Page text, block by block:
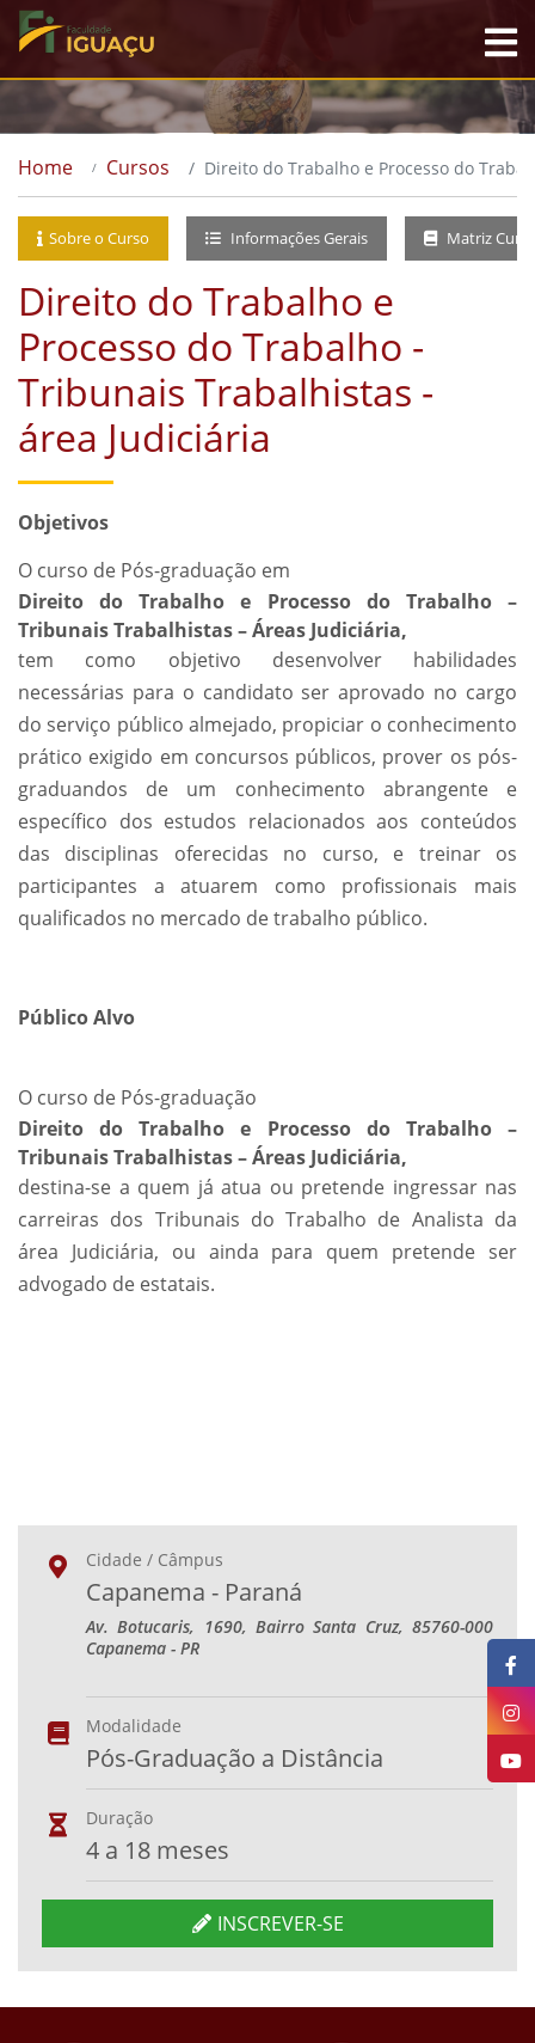
Home Cursos Direito do Trabalho e Processo do
Sobre o Curso Informações Gerais Matriz
Direito do Trabalho e
Processo do Trabalho -
Tribunais Trabalhistas -
área Judiciária
Objetivos
O curso de Pós-graduação em
Direito do Trabalho e Processo do Trabalho –
Tribunais Trabalhistas – Áreas Judiciária,
tem como objetivo desenvolver habilidades
necessárias para o candidato ser aprovado no cargo
do serviço público almejado, propiciar o conhecimento
prático exigido em concursos públicos, prover os pós-
graduandos de um conhecimento abrangente e
específico dos estudos relacionados aos conteúdos
das disciplinas oferecidas no curso, e treinar os
participantes a atuarem como profissionais mais
qualificados no mercado de trabalho público.
Público Alvo
O curso de Pós-graduação
Direito do Trabalho e Processo do Trabalho –
Tribunais Trabalhistas – Áreas Judiciária,
destina-se a quem já atua ou pretende ingressar nas
carreiras dos Tribunais do Trabalho de Analista da
área Judiciária, ou ainda para quem pretende ser
advogado de estatais.
Cidade / Câmpus
Capanema - Paraná
Av. Botucaris, 1690, Bairro Santa Cruz, 85760-000
Capanema - PR
Modalidade
Pós-Graduação a Distância
Duração
4 a 18 meses
INSCREVER-SE